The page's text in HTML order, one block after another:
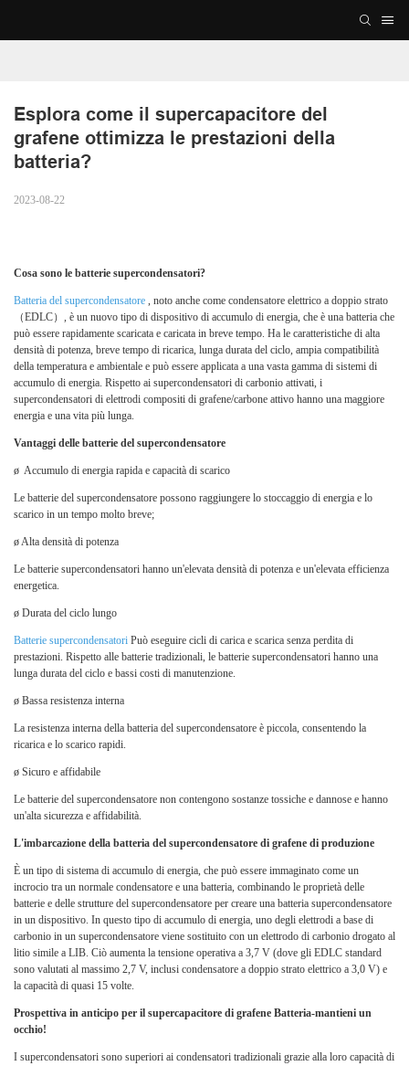
Esplora come il supercapacitore del
grafene ottimizza le prestazioni della
batteria?
2023-08-22
Cosa sono le batterie supercondensatori?
Batteria del supercondensatore , noto anche come condensatore elettrico a doppio strato
（EDLC）, è un nuovo tipo di dispositivo di accumulo di energia, che è una batteria che
può essere rapidamente scaricata e caricata in breve tempo. Ha le caratteristiche di alta
densità di potenza, breve tempo di ricarica, lunga durata del ciclo, ampia compatibilità
della temperatura e ambientale e può essere applicata a una vasta gamma di sistemi di
accumulo di energia. Rispetto ai supercondensatori di carbonio attivati, i
supercondensatori di elettrodi compositi di grafene/carbone attivo hanno una maggiore
energia e una vita più lunga.
Vantaggi delle batterie del supercondensatore
ø Accumulo di energia rapida e capacità di scarico
Le batterie del supercondensatore possono raggiungere lo stoccaggio di energia e lo
scarico in un tempo molto breve;
øAlta densità di potenza
Le batterie supercondensatori hanno un'elevata densità di potenza e un'elevata efficienza
energetica.
ø Durata del ciclo lungo
Batterie supercondensatori Può eseguire cicli di carica e scarica senza perdita di
prestazioni. Rispetto alle batterie tradizionali, le batterie supercondensatori hanno una
lunga durata del ciclo e bassi costi di manutenzione.
ø Bassa resistenza interna
La resistenza interna della batteria del supercondensatore è piccola, consentendo la
ricarica e lo scarico rapidi.
ø Sicuro e affidabile
Le batterie del supercondensatore non contengono sostanze tossiche e dannose e hanno
un'alta sicurezza e affidabilità.
L'imbarcazione della batteria del supercondensatore di grafene di produzione
È un tipo di sistema di accumulo di energia, che può essere immaginato come un
incrocio tra un normale condensatore e una batteria, combinando le proprietà delle
batterie e delle strutture del supercondensatore per creare una batteria supercondensatore
in un dispositivo. In questo tipo di accumulo di energia, uno degli elettrodi a base di
carbonio in un supercondensatore viene sostituito con un elettrodo di carbonio drogato al
litio simile a LIB. Ciò aumenta la tensione operativa a 3,7 V (dove gli EDLC standard
sono valutati al massimo 2,7 V, inclusi condensatore a doppio strato elettrico a 3,0 V) e
la capacità di quasi 15 volte.
Prospettiva in anticipo per il supercapacitore di grafene Batteria-mantieni un
occhio!
I supercondensatori sono superiori ai condensatori tradizionali grazie alla loro capacità di